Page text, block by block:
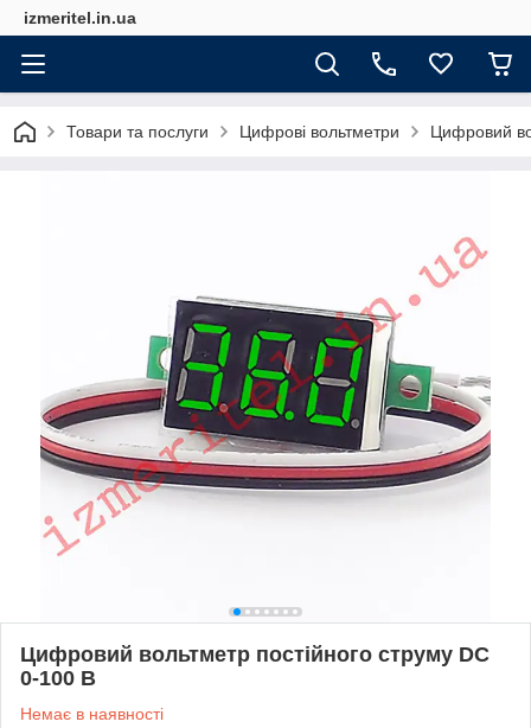
izmeritel.in.ua
Товари та послуги Цифрові вольтметри Цифровий
Цифровий вольтметр постійного струму DC
0-100 В
Немає в наявності